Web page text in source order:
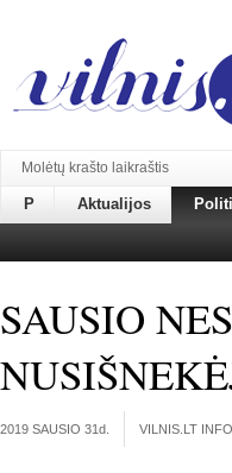
Molėtų krašto laikraštis
P Aktualijos
SAUSIO
2019 SAUSIO 31d. VILNIS.LT